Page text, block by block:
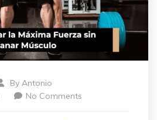
By Antonio
No Comments